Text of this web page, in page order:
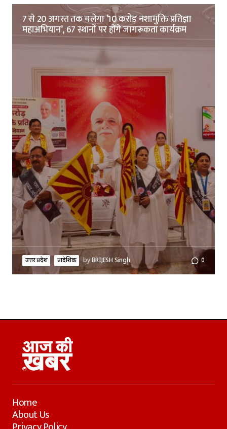
7 से 20 अगस्त तक चलेगा ’10 करोड़ नशामुक्ति प्रतिज्ञा
महाअभियान’, 67 स्थानों पर होंगे जागरूकता कार्यक्रम
उत्तर प्रदेश प्रादेशिक byBRIJESH Singh 0
Home
About Us